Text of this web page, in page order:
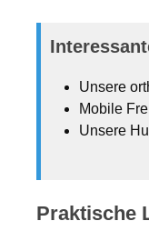
Unsere
Mobile
Unsere
Praktische